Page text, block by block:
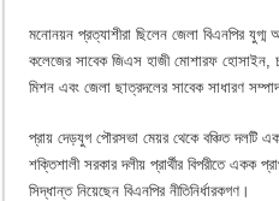
মনোনয়ন প্রত্যাশীরা ছিলেন জেলা বিএনপির
কলেজের সাবেক জিএস হাজী মোশারফ হোসাইন,
মিশন এবং জেলা ছাত্রদলের সাবেক সাধারণ
প্রায় দেড়যুগ পৌরসভা মেয়র থেকে বঞ্চিত দলটি
শক্তিশালী সরকার দলীয় প্রার্থীর বিপরীতে একক
সিদ্ধান্ত নিয়েছেন বিএনপির নীতিনির্ধারকগণ।